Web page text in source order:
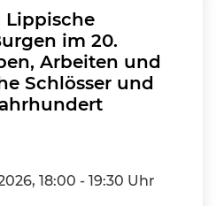
Lippische
im 20.
Arbeiten und
Schlösser und
18:00 - 19:30 Uhr